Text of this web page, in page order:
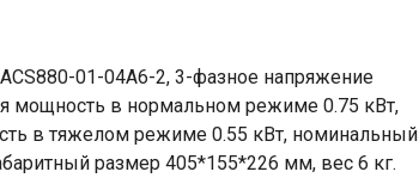
01-04A6-2, 3-фазное напряжение
мощность в нормальном режиме 0.75 кВт,
в тяжелом режиме 0.55 кВт, номинальный
размер 405*155*226 мм, вес 6 кг.